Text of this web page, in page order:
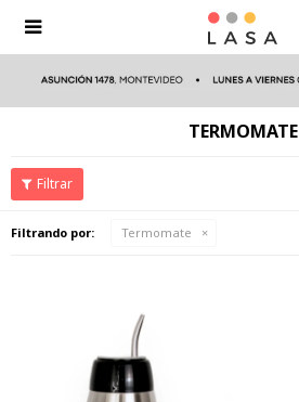

TERMOMATE
Filtrando por: Termomate